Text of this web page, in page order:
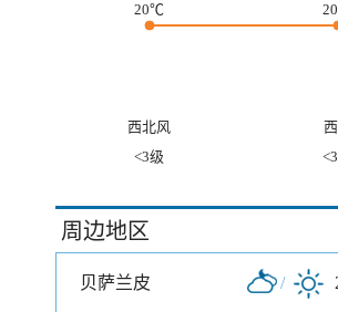
20℃
西北风
<3级
周边地区
贝萨兰皮 /